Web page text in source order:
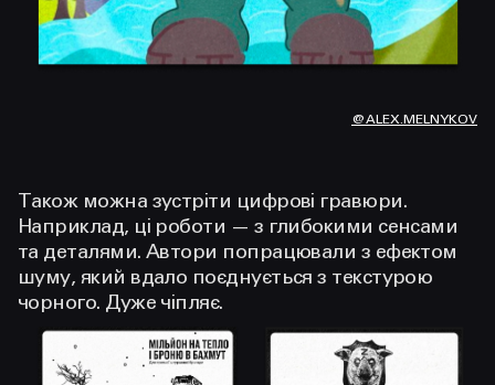
@ALEX.MELNYKOV
Також можна зустріти цифрові гравюри.
Наприклад, ці роботи — з глибокими сенсами
та деталями. Автори попрацювали з ефектом
шуму, який вдало поєднується з текстурою
чорного. Дуже чіпляє.